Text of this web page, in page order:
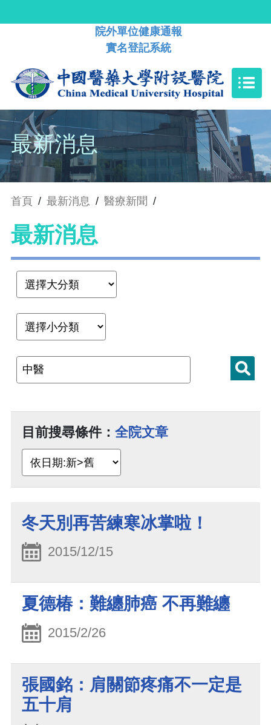
院外單位健康通報
實名登記系統
最新消息
首頁 / 最新消息 / 醫療新聞 /
最新消息
目前搜尋條件： 全院文章
冬天別再苦練寒冰掌啦！
2015/12/15
夏德椿：難纏肺癌 不再難纏
2015/2/26
張國銘：肩關節疼痛不一定是
五十肩